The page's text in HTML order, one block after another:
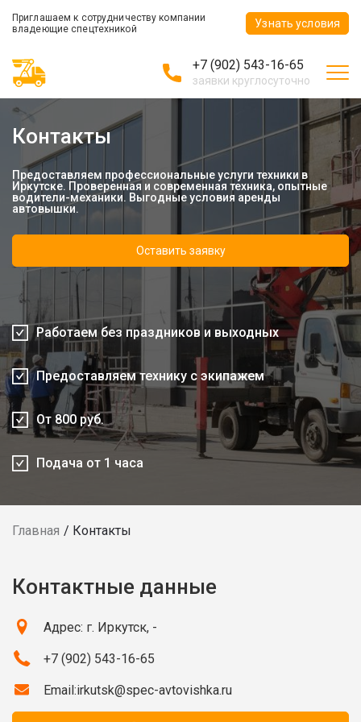
Приглашаем к сотрудничеству компании
владеющие спецтехникой
Узнать условия
+7 (902) 543-16-65
заявки круглосуточно
Контакты
Предоставляем профессиональные услуги техники в
Иркутске. Проверенная и современная техника, опытные
водители-механики. Выгодные условия аренды
автовышки.
Оставить заявку
Работаем без праздников и выходных
Предоставляем технику с экипажем
От 800 руб.
Подача от 1 часа
Главная Контакты
Контактные данные
Адрес: г. Иркутск, -
+7 (902) 543-16-65
Email:irkutsk@spec-avtovishka.ru